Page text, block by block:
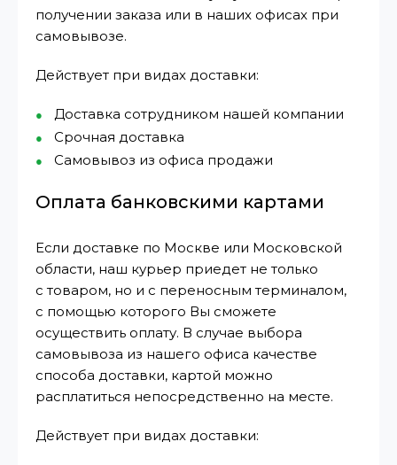
получении заказа или в наших офисах при
самовывозе.
Действует при видах доставки:
Доставка сотрудником нашей компании
Срочная доставка
Самовывоз из офиса продажи
Оплата банковскими картами
Если доставке по Москве или Московской
области, наш курьер приедет не только
с товаром, но и с переносным терминалом,
с помощью которого Вы сможете
осуществить оплату. В случае выбора
самовывоза из нашего офиса качестве
способа доставки, картой можно
расплатиться непосредственно на месте.
Действует при видах доставки: